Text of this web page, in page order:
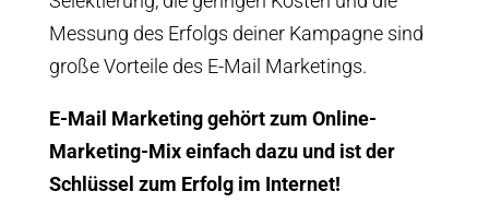
Messung des Erfolgs deiner Kampagne sind
große Vorteile des E-Mail Marketings.
E-Mail Marketing gehört zum Online-
Marketing-Mix einfach dazu und ist der
Schlüssel zum Erfolg im Internet!